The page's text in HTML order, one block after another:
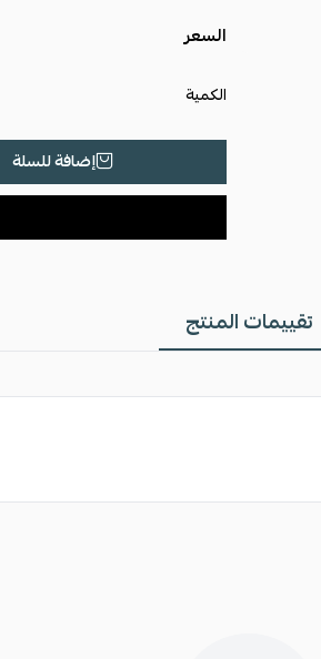
السعر
الكمية
إضافة للسلة
تقييمات المنتج